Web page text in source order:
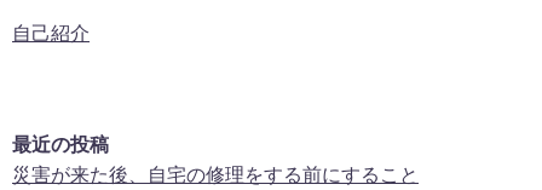
自己紹介
最近の投稿
災害が来た後、自宅の修理をする前にすること